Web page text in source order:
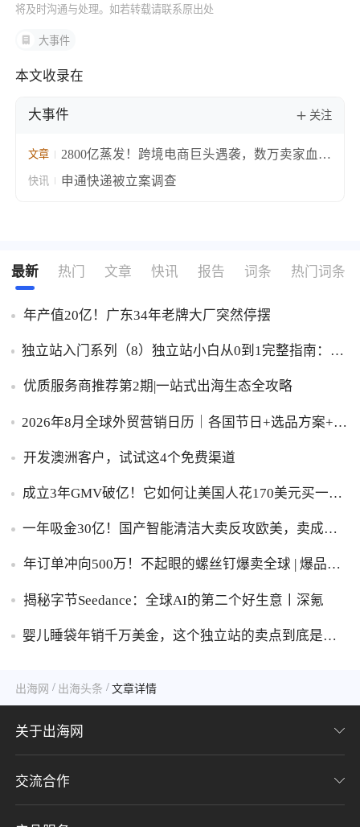
将及时沟通与处理。如若转载请联系原出处
大事件
本文收录在
大事件 关注
文章
2800亿蒸发！跨境电商巨头遇袭，数万卖家血本
无归
快讯 申通快递被立案调查
最新 热门 文章 快讯 报告 词条 热门词条
年产值20亿！广东34年老牌大厂突然停摆
独立站入门系列（8）独立站小白从0到1完整指南：建
优质服务商推荐第2期|一站式出海生态全攻略
2026年8月全球外贸营销日历｜各国节日+选品方案+实
开发澳洲客户，试试这4个免费渠道
成立3年GMV破亿！它如何让美国人花170美元买一台
一年吸金30亿！国产智能清洁大卖反攻欧美，卖成全
年订单冲向500万！不起眼的螺丝钉爆卖全球 | 爆品洞
揭秘字节Seedance：全球AI的第二个好生意丨深氪
婴儿睡袋年销千万美金，这个独立站的卖点到底是什
出海网 / 出海头条 / 文章详情
关于出海网
关于我们
交流合作